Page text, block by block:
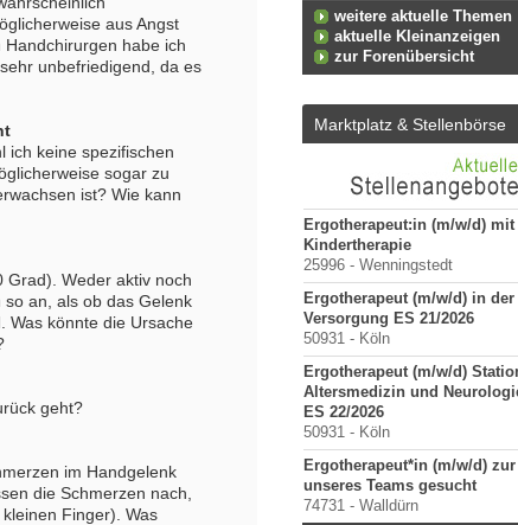
aus Angst
habe ich
unbefriedigend, da es
ich keine spezifischen
sogar zu
ist? Wie kann
Grad). Weder aktiv noch
an, als ob das Gelenk
Was könnte die Ursache
geht?
im Handgelenk
die Schmerzen nach,
Finger). Was
weitere aktuelle Themen
aktuelle Kleinanzeigen
zur Forenübersicht
Marktplatz & Stellenbörse
weitere Praktikumsgesuche
Ergotherapeut:in (m/w/d)
Kindertherapie
25996 - Wenningstedt
Ergotherapeut (m/w/d) in
Versorgung ES 21/2026
50931 - Köln
Ergotherapeut (m/w/d)
Altersmedizin und
ES 22/2026
50931 - Köln
Ergotherapeut*in (m/w/d)
unseres Teams gesucht
74731 - Walldürn